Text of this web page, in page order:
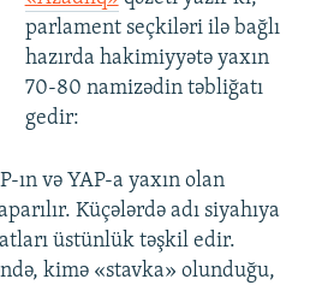
parlament seçkiləri ilə bağlı
hazırda hakimiyyətə yaxın
70-80 namizədin təbliğatı
gedir:
ın və YAP-a yaxın olan
Küçələrdə adı siyahıya
üstünlük təşkil edir.
kimə «stavka» olunduğu,